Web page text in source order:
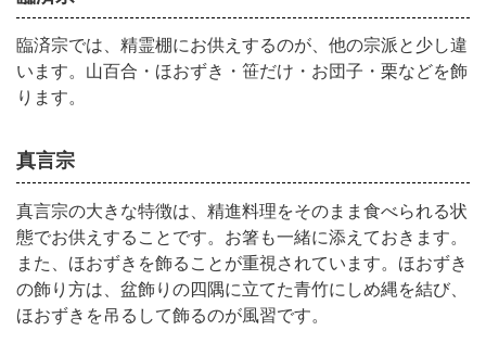
臨済宗では、精霊棚にお供えするのが、他の宗派と少し違
います。山百合・ほおずき・笹だけ・お団子・栗などを飾
ります。
真言宗
真言宗の大きな特徴は、精進料理をそのまま食べられる状
態でお供えすることです。お箸も一緒に添えておきます。
また、ほおずきを飾ることが重視されています。ほおずき
の飾り方は、盆飾りの四隅に立てた青竹にしめ縄を結び、
ほおずきを吊るして飾るのが風習です。